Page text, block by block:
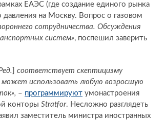
ЕАЭС (где создание единого рынка
давления на Москву. Вопрос о газовом
сотрудничества. Обсуждения
систем», поспешил заверить
соответствует скептицизму
использовать любую возросшую
– программируют умонастроения
конторы Stratfor. Несложно разглядеть
заместитель министра иностранных